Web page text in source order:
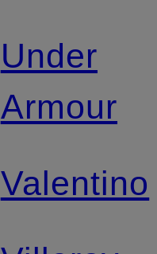
Under
Armour
Valentino